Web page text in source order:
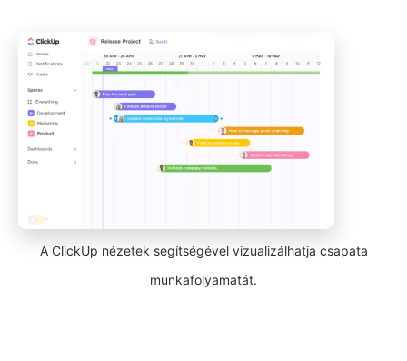
A ClickUp nézetek segítségével vizualizálhatja csapata
munkafolyamatát.